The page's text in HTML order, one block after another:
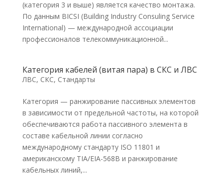
(категория 3 и выше) является качество монтажа.
По данным BICSI (Building Industry Consuling Service
International) — международной ассоциации
профессионалов телекоммуникационной...
Категория кабелей (витая пара) в СКС и ЛВС
ЛВС, СКС, Стандарты
Категория — ранжирование пассивных элементов
в зависимости от предельной частоты, на которой
обеспечиваются работа пассивного элемента в
составе кабельной линии согласно
международному стандарту ISO 11801 и
американскому TIA/EIA-568B и ранжирование
кабельных линий,...